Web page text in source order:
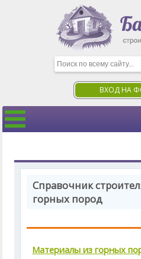
ВХОД НА
Справочник
горных пород
Материалы из горных